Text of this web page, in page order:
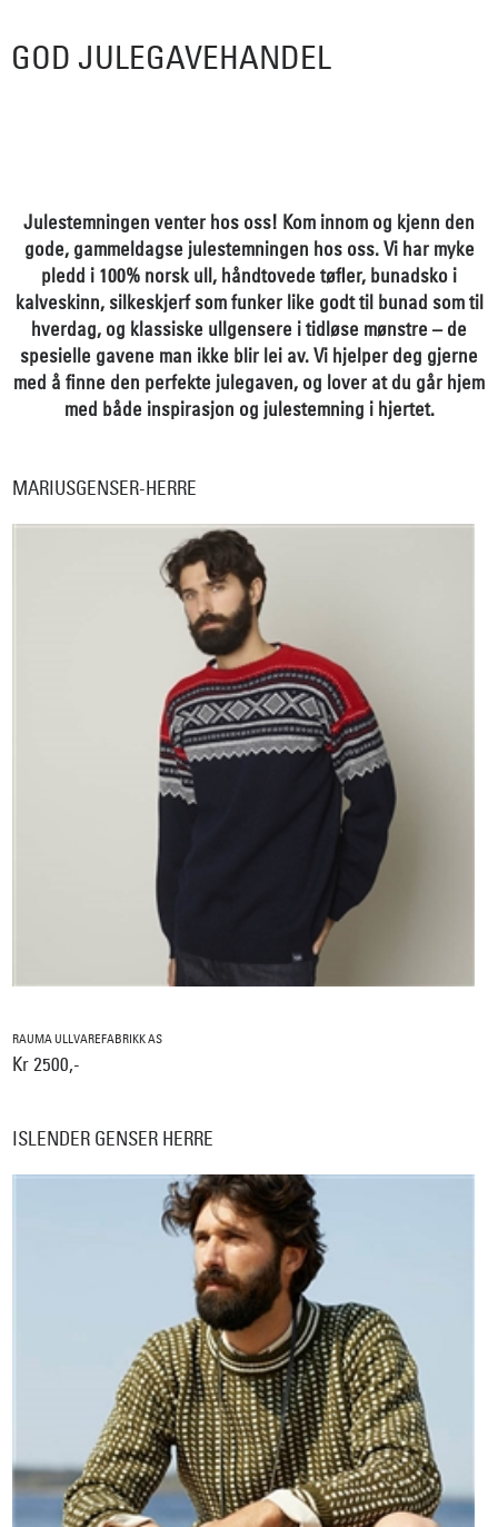
GOD JULEGAVEHANDEL
Julestemningen venter hos oss! Kom innom og kjenn den
gode, gammeldagse julestemningen hos oss. Vi har myke
pledd i 100% norsk ull, håndtovede tøfler, bunadsko i
kalveskinn, silkeskjerf som funker like godt til bunad som til
hverdag, og klassiske ullgensere i tidløse mønstre – de
spesielle gavene man ikke blir lei av. Vi hjelper deg gjerne
med å finne den perfekte julegaven, og lover at du går hjem
med både inspirasjon og julestemning i hjertet.
MARIUSGENSER-HERRE
RAUMA ULLVAREFABRIKK AS
Kr 2500,-
ISLENDER GENSER HERRE